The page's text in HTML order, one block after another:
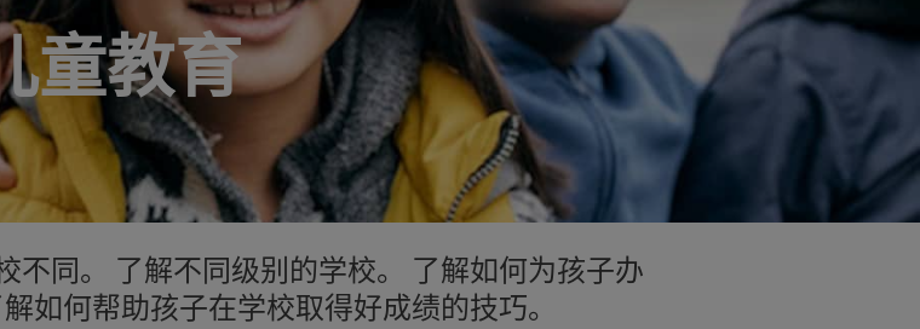
童教育
不同。 了解不同级别的学校。 了解如何为孩子办
如何帮助孩子在学校取得好成绩的技巧。